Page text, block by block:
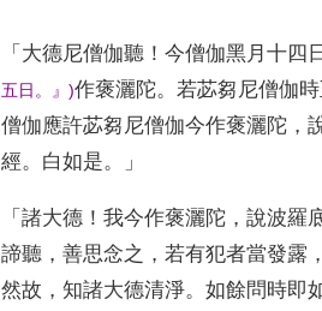
「 大德尼僧伽聽 ！今僧伽黑月十四
五日。』)作褒灑陀。若苾芻尼僧伽
僧伽應許苾芻尼僧伽今作褒灑陀 ，
經。 白如是。」
「諸大德 ！我今作褒灑陀 ，說波羅
諦聽 ，善思念之 ，若有犯者當發露
然故 ，知諸大德清淨。如餘問時即